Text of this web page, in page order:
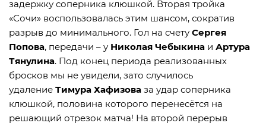
задержку соперника клюшкой. Вторая тройка
«Сочи» воспользовалась этим шансом, сократив
разрыв до минимального. Гол на счету Сергея
Попова, передачи – у Николая Чебыкина и Артура
Тянулина. Под конец периода реализованных
бросков мы не увидели, зато случилось
удаление Тимура Хафизова за удар соперника
клюшкой, половина которого перенесётся на
решающий отрезок матча! На второй перерыв